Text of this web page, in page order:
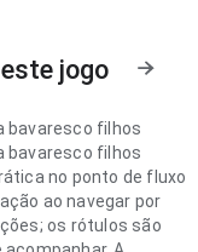
jogo
bavaresco filhos
bavaresco filhos
no ponto de fluxo
ao navegar por
os rótulos são